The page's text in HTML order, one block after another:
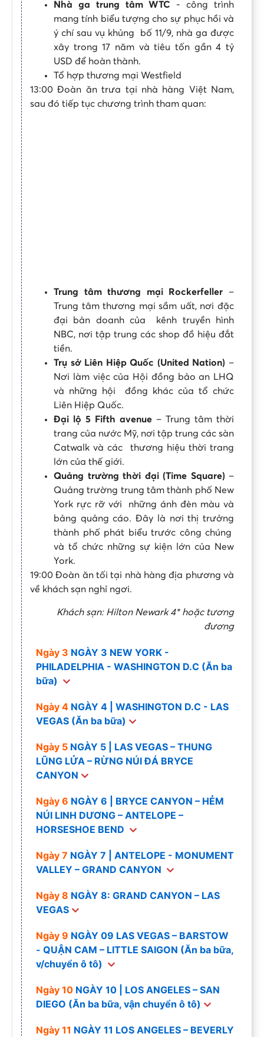
Nhà ga trung tâm WTC - công trình
mang tính biểu tượng cho sự phục hồi và
ý chí sau vụ khủng bố 11/9, nhà ga được
xây trong 17 năm và tiêu tốn gần 4 tỷ
USD để hoàn thành.
Tổ hợp thương mại Westfield
13:00 Đoàn ăn trưa tại nhà hàng Việt Nam,
sau đó tiếp tục chương trình tham quan:
Trung tâm thương mại Rockerfeller –
Trung tâm thương mại sầm uất, nơi đặc
đại bản doanh của kênh truyền hình
NBC, nơi tập trung các shop đồ hiệu đắt
tiền.
Trụ sở Liên Hiệp Quốc (United Nation) –
Nơi làm việc của Hội đồng bảo an LHQ
và những hội đồng khác của tổ chức
Liên Hiệp Quốc.
Đại lộ 5 Fifth avenue – Trung tâm thời
trang của nước Mỹ, nơi tập trung các sàn
Catwalk và các thương hiệu thời trang
lớn của thế giới.
Quảng trường thời đại (Time Square) –
Quảng trường trung tâm thành phố New
York rực rỡ với những ánh đèn màu và
bảng quảng cáo. Đây là nơi thị trưởng
thành phố phát biểu trước công chúng
và tổ chức những sự kiện lớn của New
York.
19:00 Đoàn ăn tối tại nhà hàng địa phương và
về khách sạn nghỉ ngơi.
Khách sạn: Hilton Newark 4* hoặc tương
đương
Ngày 3 NGÀY 3 NEW YORK -
PHILADELPHIA - WASHINGTON D.C (Ăn ba
bữa)
Ngày 4 NGÀY 4 | WASHINGTON D.C - LAS
VEGAS (Ăn ba bữa)
Ngày 5 NGÀY 5 | LAS VEGAS – THUNG
LŨNG LỬA – RỪNG NÚI ĐÁ BRYCE
CANYON
Ngày 6 NGÀY 6 | BRYCE CANYON – HẺM
NÚI LINH DƯƠNG – ANTELOPE –
HORSESHOE BEND
Ngày 7 NGÀY 7 | ANTELOPE - MONUMENT
VALLEY – GRAND CANYON
Ngày 8 NGÀY 8: GRAND CANYON – LAS
VEGAS
Ngày 9 NGÀY 09 LAS VEGAS – BARSTOW
- QUẬN CAM – LITTLE SAIGON (Ăn ba bữa,
v/chuyển ô tô)
Ngày 10 NGÀY 10 | LOS ANGELES – SAN
DIEGO (Ăn ba bữa, vận chuyển ô tô)
Ngày 11 NGÀY 11 LOS ANGELES – BEVERLY